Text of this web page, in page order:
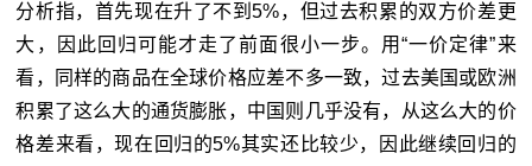
分析指，首先现在升了不到5%，但过去积累的双方价差更
大，因此回归可能才走了前面很小一步。用“一价定律”来
看，同样的商品在全球价格应差不多一致，过去美国或欧洲
积累了这么大的通货膨胀，中国则几乎没有，从这么大的价
格差来看，现在回归的5%其实还比较少，因此继续回归的